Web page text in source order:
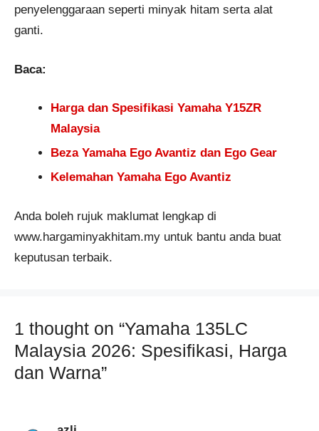
penyelenggaraan seperti minyak hitam serta alat
ganti.
Baca:
Harga dan Spesifikasi Yamaha Y15ZR
Malaysia
Beza Yamaha Ego Avantiz dan Ego Gear
Kelemahan Yamaha Ego Avantiz
Anda boleh rujuk maklumat lengkap di
www.hargaminyakhitam.my untuk bantu anda buat
keputusan terbaik.
1 thought on “Yamaha 135LC
Malaysia 2026: Spesifikasi, Harga
dan Warna”